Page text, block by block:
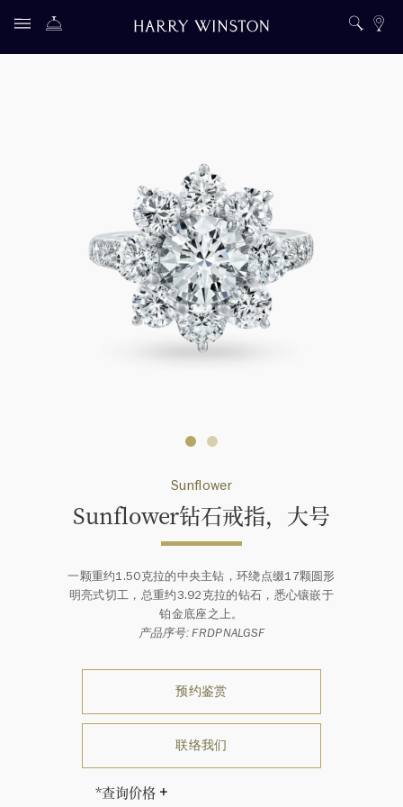
Sunflower
Sunflower钻石戒指，大号
一颗重约1.50克拉的中央主钻，环绕点缀17颗圆形
明亮式切工，总重约3.92克拉的钻石，悉心镶嵌于
铂金底座之上。
产品序号: FRDPNALGSF
预约鉴赏
联络我们
*查询价格